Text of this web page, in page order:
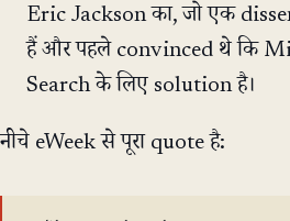
Eric Jackson का, जो एक
हैं और पहले convinced थे कि
Search के लिए solution है।
नीचे eWeek से पूरा quote है: